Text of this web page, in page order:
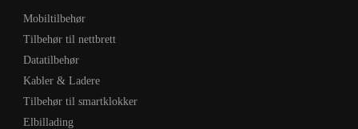
Mobiltilbehør
Tilbehør til nettbrett
Datatilbehør
Kabler & Ladere
Tilbehør til smartklokker
Elbillading